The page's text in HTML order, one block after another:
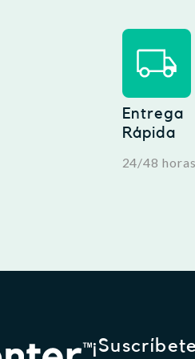
Entrega
Rápida
24/48 horas